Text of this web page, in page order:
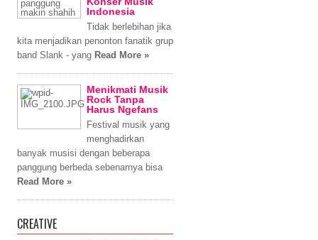
Indonesia
Tidak berlebihan jika
kita menjadikan penonton fanatik grup
band Slank - yang Read More »
Menikmati Musik
Rock Tanpa
Harus Ngefans
Festival musik yang
menghadirkan
banyak musisi dengan beberapa
panggung berbeda sebenarnya bisa
Read More »
CREATIVE